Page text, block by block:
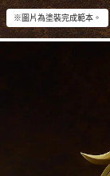
※圖片為塗裝完成範本。